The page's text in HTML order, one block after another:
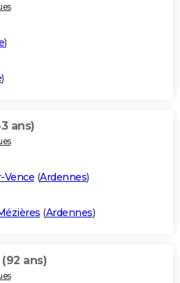
)
)
ans)
Vence (Ardennes)
(Ardennes)
(92 ans)